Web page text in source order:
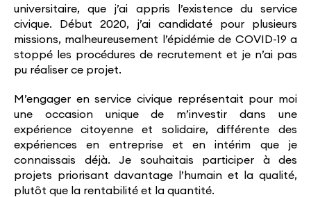
universitaire, que j’ai appris l’existence du service
civique. Début 2020, j’ai candidaté pour plusieurs
missions, malheureusement l’épidémie de COVID-19 a
stoppé les procédures de recrutement et je n’ai pas
pu réaliser ce projet.
M’engager en service civique représentait pour moi
une occasion unique de m’investir dans une
expérience citoyenne et solidaire, différente des
expériences en entreprise et en intérim que je
connaissais déjà. Je souhaitais participer à des
projets priorisant davantage l’humain et la qualité,
plutôt que la rentabilité et la quantité.